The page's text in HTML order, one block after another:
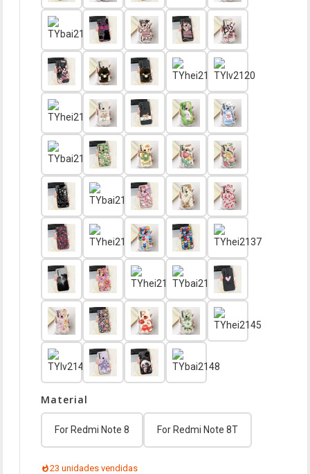
Material
For Redmi Note 8 For Redmi Note 8T
23 unidades vendidas